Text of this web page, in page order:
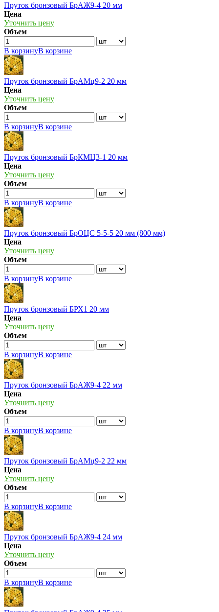
Пруток бронзовый БрАЖ9-4 20 мм
Цена
Уточнить цену
Объем
В корзинуВ корзине
Пруток бронзовый БрАМц9-2 20 мм
Цена
Уточнить цену
Объем
В корзинуВ корзине
Пруток бронзовый БрКМЦ3-1 20 мм
Цена
Уточнить цену
Объем
В корзинуВ корзине
Пруток бронзовый БрОЦС 5-5-5 20 мм (800 мм)
Цена
Уточнить цену
Объем
В корзинуВ корзине
Пруток бронзовый БРХ1 20 мм
Цена
Уточнить цену
Объем
В корзинуВ корзине
Пруток бронзовый БрАЖ9-4 22 мм
Цена
Уточнить цену
Объем
В корзинуВ корзине
Пруток бронзовый БрАМц9-2 22 мм
Цена
Уточнить цену
Объем
В корзинуВ корзине
Пруток бронзовый БрАЖ9-4 24 мм
Цена
Уточнить цену
Объем
В корзинуВ корзине